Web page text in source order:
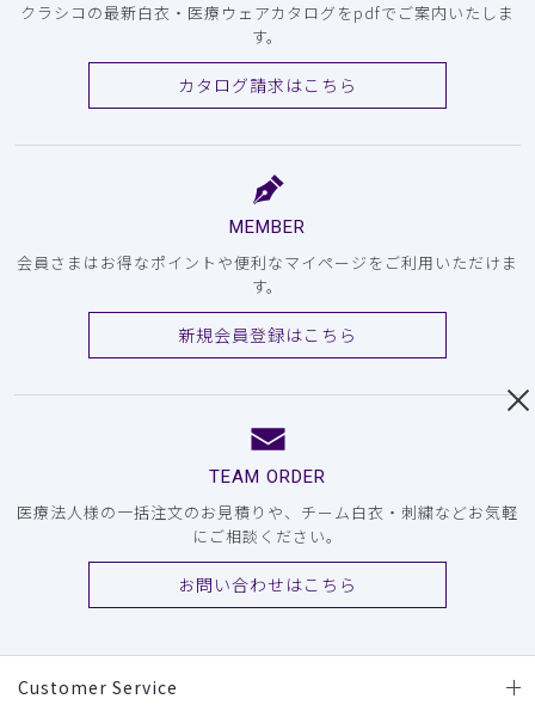
クラシコの最新白衣・医療ウェアカタログをpdfでご案内いたしま
す。
カタログ請求はこちら
MEMBER
会員さまはお得なポイントや便利なマイページをご利用いただけま
す。
新規会員登録はこちら
TEAM ORDER
医療法人様の一括注文のお見積りや、チーム白衣・刺繍などお気軽
にご相談ください。
お問い合わせはこちら
Customer Service